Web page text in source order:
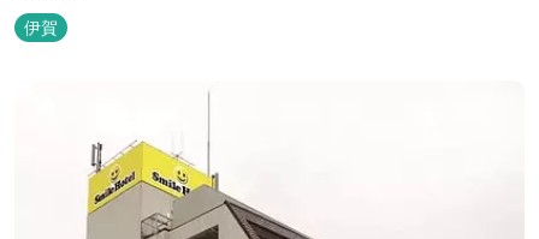
伊賀